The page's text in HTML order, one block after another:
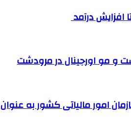
و مو اورجینال در مرودشت
امور مالیاتی کشور به